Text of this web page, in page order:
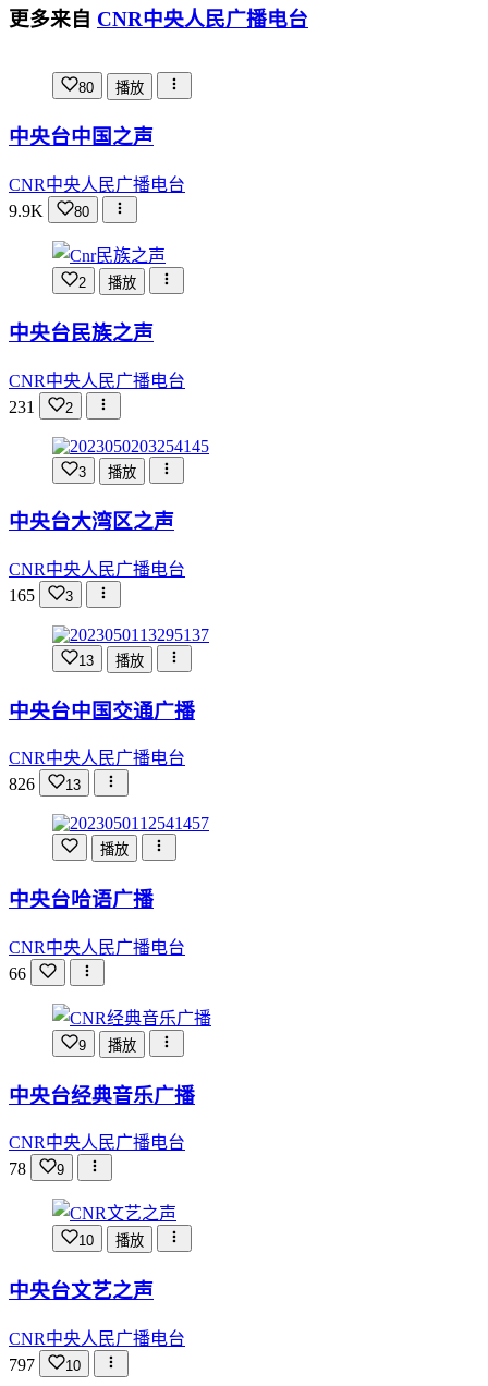
更多来自 CNR中央人民广播电台
80 播放
中央台中国之声
CNR中央人民广播电台
9.9K
80
2 播放
中央台民族之声
CNR中央人民广播电台
231
2
3 播放
中央台大湾区之声
CNR中央人民广播电台
165
3
13 播放
中央台中国交通广播
CNR中央人民广播电台
826
13
播放
中央台哈语广播
CNR中央人民广播电台
66
9 播放
中央台经典音乐广播
CNR中央人民广播电台
78
9
10 播放
中央台文艺之声
CNR中央人民广播电台
797
10